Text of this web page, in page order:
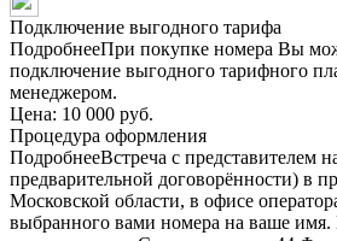
Подключение выгодного тарифа
ПодробнееПри покупке номера Вы
подключение выгодного тарифного
менеджером.
Цена: 10 000 руб.
Процедура оформления
ПодробнееВстреча с представителем
предварительной договорённости) в
Московской области, в офисе
выбранного вами номера на ваше имя.